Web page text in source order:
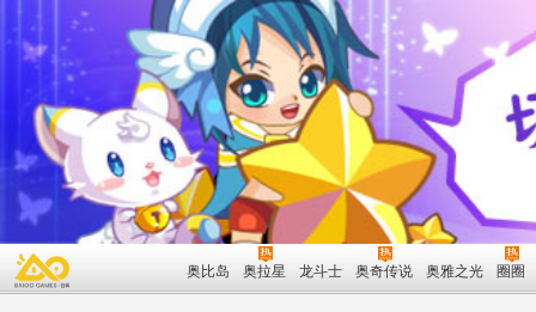
奥比岛 奥拉星 龙斗士 奥奇传说 奥雅之光 圈圈